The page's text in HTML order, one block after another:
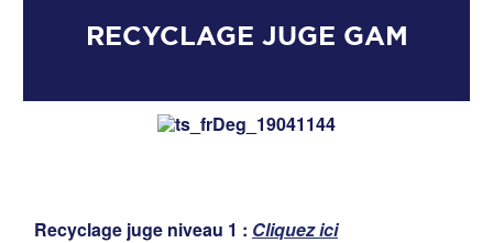
RECYCLAGE JUGE GAM
Recyclage juge niveau 1 : Cliquez ici